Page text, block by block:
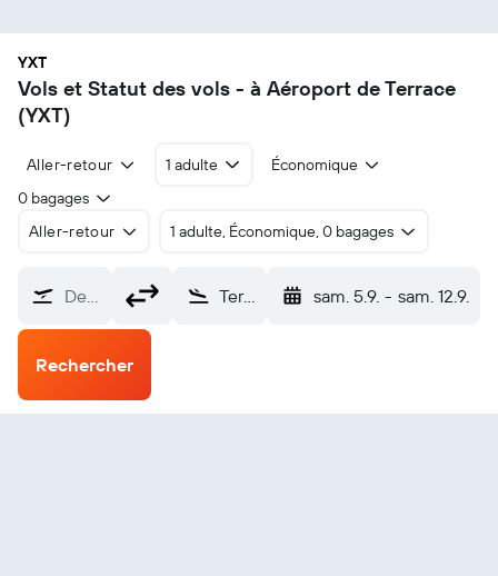
YXT
Vols et Statut des vols - à Aéroport de Terrace
(YXT)
Aller-retour 1 adulte
Économique
0 bagages
Aller-retour
1 adulte, Économique, 0 bagages
De… Terrace (YXT) sam. 5.9. - sam. 12.9.
Rechercher